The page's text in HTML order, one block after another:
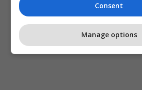
Consent
Manage options